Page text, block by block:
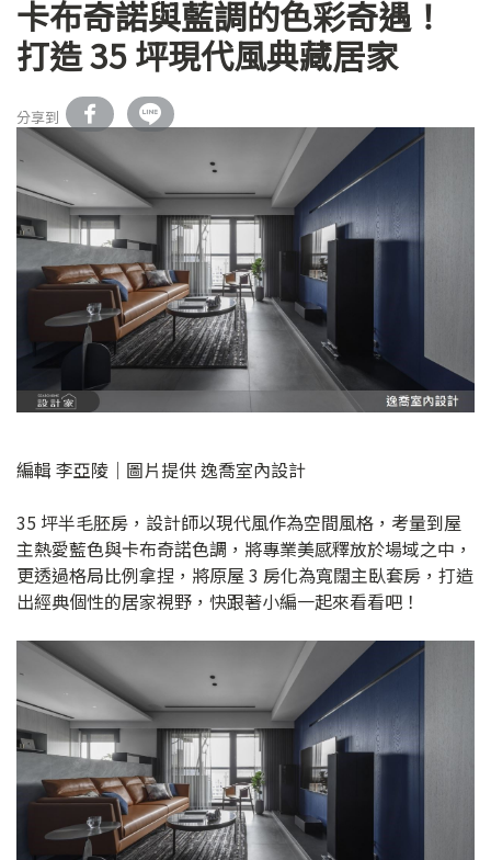
卡布奇諾與藍調的色彩奇遇！
打造 35 坪現代風典藏居家
分享到
編輯 李亞陵｜圖片提供 逸喬室內設計
35 坪半毛胚房，設計師以現代風作為空間風格，考量到屋
主熱愛藍色與卡布奇諾色調，將專業美感釋放於場域之中，
更透過格局比例拿捏，將原屋 3 房化為寬闊主臥套房，打造
出經典個性的居家視野，快跟著小編一起來看看吧！